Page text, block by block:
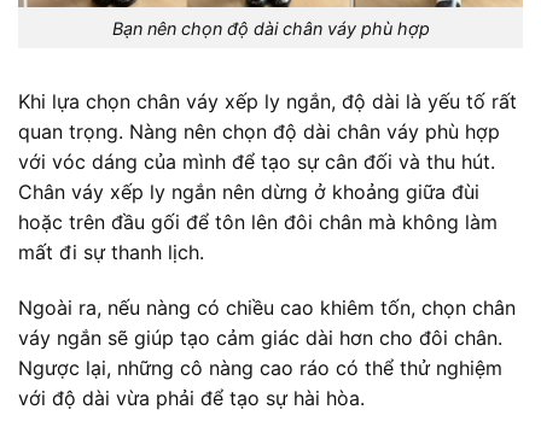
Bạn nên chọn độ dài chân váy phù hợp
Khi lựa chọn chân váy xếp ly ngắn, độ dài là yếu tố rất
quan trọng. Nàng nên chọn độ dài chân váy phù hợp
với vóc dáng của mình để tạo sự cân đối và thu hút.
Chân váy xếp ly ngắn nên dừng ở khoảng giữa đùi
hoặc trên đầu gối để tôn lên đôi chân mà không làm
mất đi sự thanh lịch.
Ngoài ra, nếu nàng có chiều cao khiêm tốn, chọn chân
váy ngắn sẽ giúp tạo cảm giác dài hơn cho đôi chân.
Ngược lại, những cô nàng cao ráo có thể thử nghiệm
với độ dài vừa phải để tạo sự hài hòa.